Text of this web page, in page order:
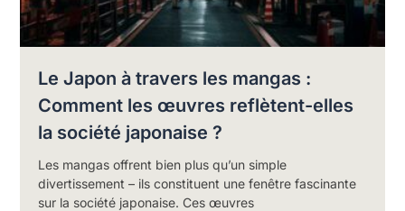
Le Japon à travers les mangas :
Comment les œuvres reflètent-elles
la société japonaise ?
Les mangas offrent bien plus qu’un simple
divertissement – ils constituent une fenêtre fascinante
sur la société japonaise. Ces œuvres